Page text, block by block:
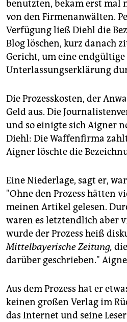
benutzten, bekam erst mal
von den Firmenanwälten.
Verfügung ließ Diehl die
Blog löschen, kurz danach
Gericht, um eine endgültige
Unterlassungserklärung
Die Prozesskosten, der
Geld aus. Die
und so einigte sich Aigner
Diehl: Die Waffenfirma
Aigner löschte die
Eine Niederlage, sagt er,
"Ohne den Prozess hätten
meinen Artikel gelesen.
waren es letztendlich aber
wurde der Prozess heiß
Mittelbayerische Zeitung,
darüber geschrieben."
Aus dem Prozess hat er
keinen großen Verlag im
das Internet und seine